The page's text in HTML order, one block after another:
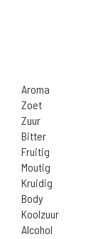
Aroma
Zoet
Zuur
Bitter
Fruitig
Moutig
Kruidig
Body
Koolzuur
Alcohol